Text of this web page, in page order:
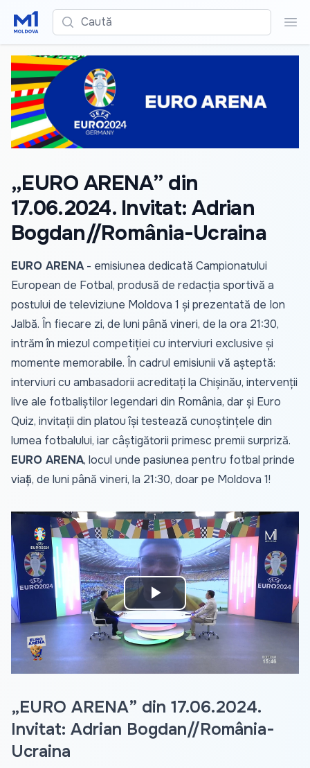
Caută
„EURO ARENA” din
17.06.2024. Invitat: Adrian
Bogdan//România-Ucraina
EURO ARENA- emisiunea dedicată Campionatului
European de Fotbal, produsă de redacția sportivă a
postului de televiziune Moldova 1 și prezentată de Ion
Jalbă. În fiecare zi, de luni până vineri, de la ora 21:30,
intrăm în miezul competiției cu interviuri exclusive și
momente memorabile. În cadrul emisiunii vă așteptă:
interviuri cu ambasadorii acreditați la Chișinău, intervenții
live ale fotbaliștilor legendari din România, dar și Euro
Quiz, invitații din platou își testează cunoștințele din
lumea fotbalului, iar câștigătorii primesc premii surpriză.
EURO ARENA, locul unde pasiunea pentru fotbal prinde
viață, de luni până vineri, la 21:30, doar pe Moldova 1!
Play
Video
„EURO ARENA” din 17.06.2024.
Invitat: Adrian Bogdan//România-
Ucraina